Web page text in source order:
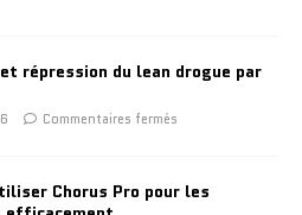
répression du lean drogue par
Commentaires fermés
Chorus Pro pour les